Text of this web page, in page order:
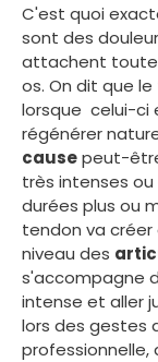
C'est quoi
sont des
attachent
os. On dit que
lorsque celui-ci
régénérer
causepeut-
très intenses
durées plus ou
tendon va
niveau des
s'accompagne
intense et aller
lors des gestes